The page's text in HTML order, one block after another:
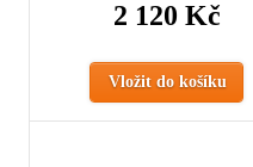
2 120 Kč
Vložit do košíku